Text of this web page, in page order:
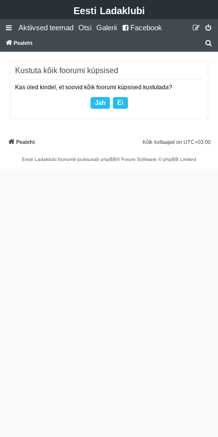
Eesti Ladaklubi
Aktiivsed teemad Otsi Galerii Facebook
Pealeht
t
Kustuta kõik foorumi küpsised
Kas oled kindel, et soovid kõik foorumi küpsised kustutada?
Pealeht Kõik kellaajad on UTC+03:00
Eesti Ladaklubi foorumit jooksutab phpBB® Forum Software © phpBB Limited